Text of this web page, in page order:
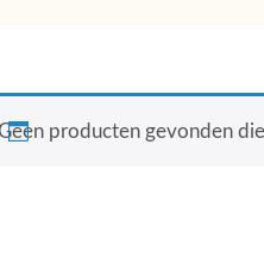
producten gevonden